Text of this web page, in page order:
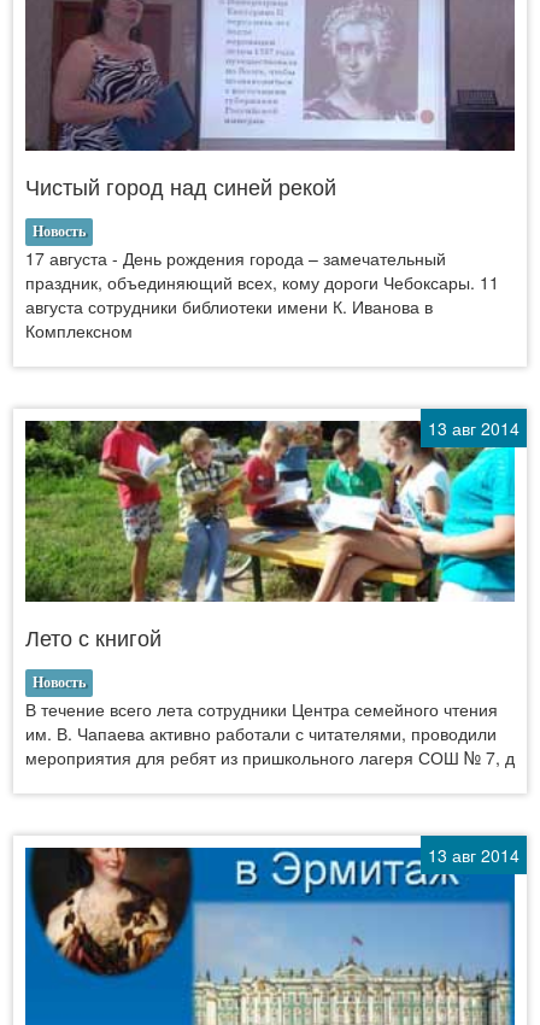
Чистый город над синей рекой
Новость
17 августа - День рождения города – замечательный
праздник, объединяющий всех, кому дороги Чебоксары. 11
августа сотрудники библиотеки имени К. Иванова в
Комплексном
13 авг 2014
Лето с книгой
Новость
В течение всего лета сотрудники Центра семейного чтения
им. В. Чапаева активно работали с читателями, проводили
мероприятия для ребят из пришкольного лагеря СОШ № 7, д
13 авг 2014